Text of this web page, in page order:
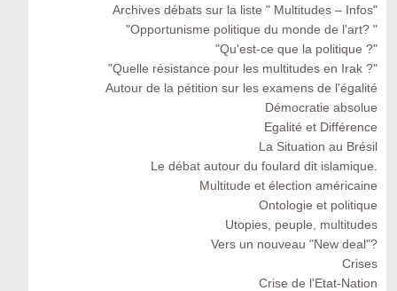
Archives débats sur la liste " Multitudes – Infos"
"Opportunisme politique du monde de l'art? "
"Qu'est-ce que la politique ?"
"Quelle résistance pour les multitudes en Irak ?"
Autour de la pétition sur les examens de l'égalité
Démocratie absolue
Egalité et Différence
La Situation au Brésil
Le débat autour du foulard dit islamique.
Multitude et élection américaine
Ontologie et politique
Utopies, peuple, multitudes
Vers un nouveau "New deal"?
Crises
Crise de l'Etat-Nation